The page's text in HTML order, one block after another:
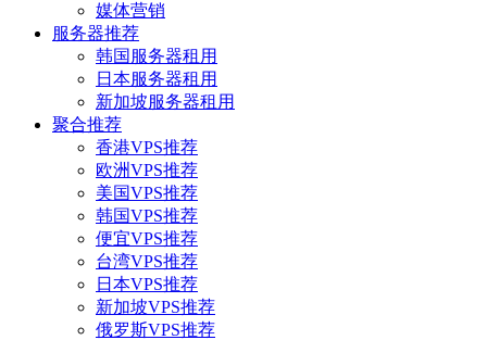
媒体营销
服务器推荐
韩国服务器租用
日本服务器租用
新加坡服务器租用
聚合推荐
香港VPS推荐
欧洲VPS推荐
美国VPS推荐
韩国VPS推荐
便宜VPS推荐
台湾VPS推荐
日本VPS推荐
新加坡VPS推荐
俄罗斯VPS推荐